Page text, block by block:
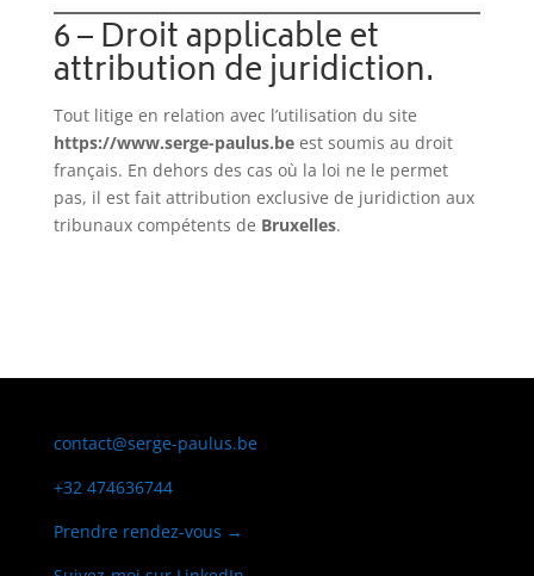
6 – Droit applicable et
attribution de juridiction.
Tout litige en relation avec l’utilisation du site
https://www.serge-paulus.beest soumis au droit
français. En dehors des cas où la loi ne le permet
pas, il est fait attribution exclusive de juridiction aux
tribunaux compétents de Bruxelles.
contact@serge-paulus.be
+32 474636744
Prendre rendez-vous →